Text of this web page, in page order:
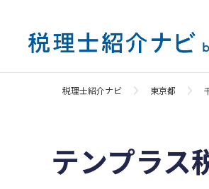
税理士紹介ナビ 東京都
テンプラス